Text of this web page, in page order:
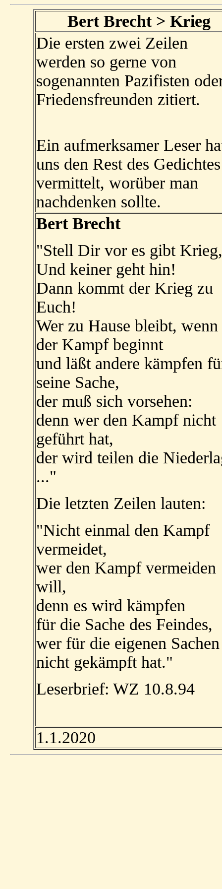
Bert Brecht > Krieg
Die ersten zwei Zeilen
werden so gerne von
sogenannten Pazifisten
Friedensfreunden zitiert.
Ein aufmerksamer Leser
uns den Rest des Gedichtes
vermittelt, worüber man
nachdenken sollte.
Bert Brecht
"Stell Dir vor es gibt Krieg,
Und keiner geht hin!
Dann kommt der Krieg zu
Euch!
Wer zu Hause bleibt, wenn
der Kampf beginnt
und läßt andere kämpfen
seine Sache,
der muß sich vorsehen:
denn wer den Kampf nicht
geführt hat,
der wird teilen die
..."
Die letzten Zeilen lauten:
"Nicht einmal den Kampf
vermeidet,
wer den Kampf vermeiden
will,
denn es wird kämpfen
für die Sache des Feindes,
wer für die eigenen Sachen
nicht gekämpft hat."
Leserbrief: WZ 10.8.94
1.1.2020